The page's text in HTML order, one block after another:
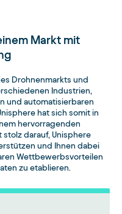
Markt mit
Drohnenmarkts und
Industrien,
und automatisierbaren
hat sich somit in
hervorragenden
darauf, Unisphere
und Ihnen dabei
Wettbewerbsvorteilen
zu etablieren.